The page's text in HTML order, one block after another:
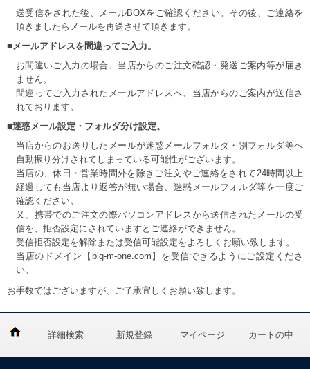
送受信をされた後、メールBOXをご確認ください。その後、ご連絡を
頂きましたらメールを再送させて頂きます。
■メールアドレスを間違ってご入力。
お間違いご入力の場合、当店からのご注文確認・発送ご案内等が届き
ません。
間違ってご入力されたメールアドレスへ、当店からのご案内が送信さ
れております。
■迷惑メール設定・フォルダ分け設定。
当店からのお送りしたメールが迷惑メールフォルダ・別フォルダ等へ
自動振り分けされてしまっている可能性がございます。
当店の、休日・営業時間外を除きご注文やご連絡をされて24時間以上
経過しても当店より返答が無い場合、迷惑メールフォルダ等を一度ご
確認ください。
又、携帯でのご注文の際パソコンアドレスから送信されたメールの受
信を、拒否設定にされていますとご連絡ができません。
受信拒否設定を解除または受信可能設定をよろしくお願い致します。
当店のドメイン【big-m-one.com】を受信できるようにご設定くださ
い。
お手数ではございますが、ご了承宜しくお願い致します。
詳細検索 新規登録 マイページ カートの中